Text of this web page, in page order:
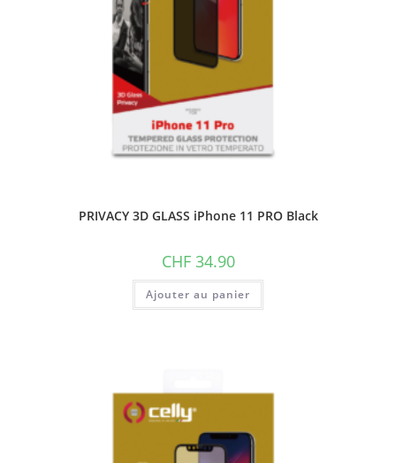
PRIVACY 3D GLASS iPhone 11 PRO Black
CHF34.90
Ajouter au panier